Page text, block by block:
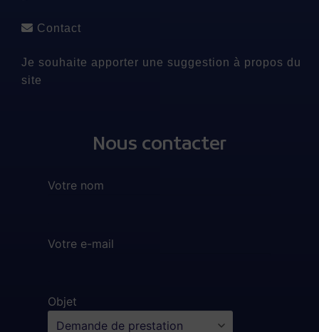
Contact
Je souhaite apporter une suggestion à propos du
site
Nous contacter
Votre nom
Votre e-mail
Objet